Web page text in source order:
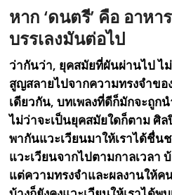
หาก ‘ดนตรี’ คือ อาห
บรรเลงมันต่อไป
ว่ากันว่า, ยุคสมัยที่ผันผ่านไป ไ
สูญสลายไปจากความทรงจำข
เดียวกัน, บทเพลงที่ดีก็มักจะถู
ไม่ว่าจะเป็นยุคสมัยใดก็ตาม ศิ
พากันแวะเวียนมาให้เราได้ชื่น
แวะเวียนจากไปตามกาลเวลา
แต่ความทรงจำและผลงานให้ค